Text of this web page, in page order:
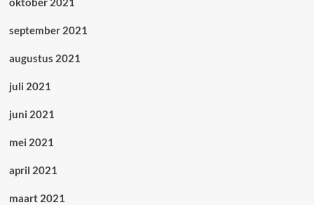
september 2021
augustus 2021
juli 2021
juni 2021
mei 2021
april 2021
maart 2021